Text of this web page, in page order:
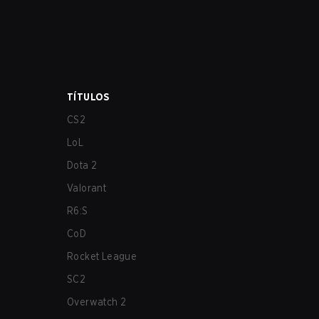
TÍTULOS
CS2
LoL
Dota 2
Valorant
R6:S
CoD
Rocket League
SC2
Overwatch 2